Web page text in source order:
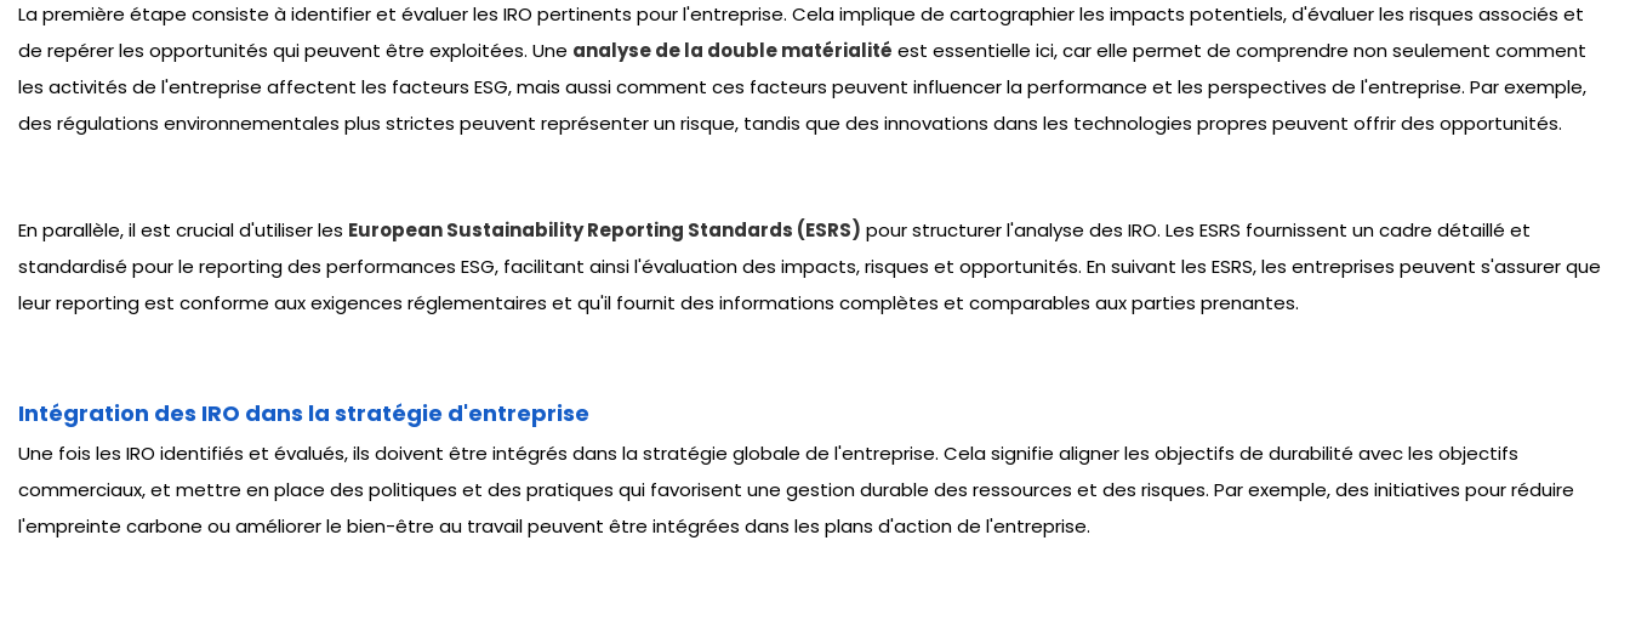
La première étape consiste à identifier et évaluer les IRO pertinents pour l'entreprise. Cela implique de cartographier les impacts potentiels, d'évaluer les risques associés et
de repérer les opportunités qui peuvent être exploitées. Une analyse de la double matérialité est essentielle ici, car elle permet de comprendre non seulement comment
les activités de l'entreprise affectent les facteurs ESG, mais aussi comment ces facteurs peuvent influencer la performance et les perspectives de l'entreprise. Par exemple,
des régulations environnementales plus strictes peuvent représenter un risque, tandis que des innovations dans les technologies propres peuvent offrir des opportunités.
En parallèle, il est crucial d'utiliser les European Sustainability Reporting Standards (ESRS) pour structurer l'analyse des IRO. Les ESRS fournissent un cadre détaillé et
standardisé pour le reporting des performances ESG, facilitant ainsi l'évaluation des impacts, risques et opportunités. En suivant les ESRS, les entreprises peuvent s'assurer que
leur reporting est conforme aux exigences réglementaires et qu'il fournit des informations complètes et comparables aux parties prenantes.
Intégration des IRO dans la stratégie d'entreprise
Une fois les IRO identifiés et évalués, ils doivent être intégrés dans la stratégie globale de l'entreprise. Cela signifie aligner les objectifs de durabilité avec les objectifs
commerciaux, et mettre en place des politiques et des pratiques qui favorisent une gestion durable des ressources et des risques. Par exemple, des initiatives pour réduire
l'empreinte carbone ou améliorer le bien-être au travail peuvent être intégrées dans les plans d'action de l'entreprise.